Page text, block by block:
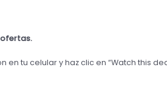
en tu celular y haz clic en “Watch this